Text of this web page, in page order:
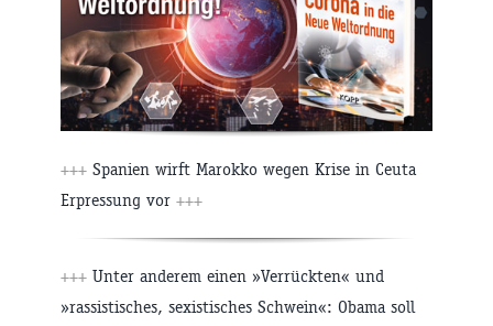
+++ Spanien wirft Marokko wegen Krise in Ceuta
Erpressung vor +++
+++ Unter anderem einen »Verrückten« und
»rassistisches, sexistisches Schwein«: Obama soll